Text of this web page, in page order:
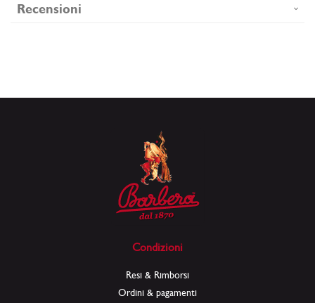
Recensioni
Condizioni
Resi & Rimborsi
Ordini & pagamenti